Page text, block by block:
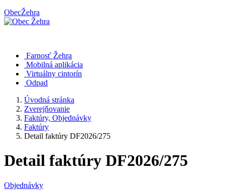
ObecŽehra
Farnosť Žehra
Mobilná aplikácia
Virtuálny cintorín
Odpad
Úvodná stránka
Zverejňovanie
Faktúry, Objednávky
Faktúry
Detail faktúry DF2026/275
Detail faktúry DF2026/275
Objednávky